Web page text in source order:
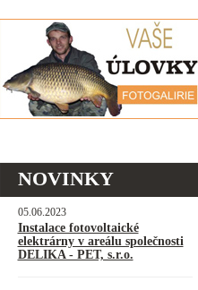
NOVINKY
05.06.2023
Instalace fotovoltaické
elektrárny v areálu společnosti
DELIKA - PET, s.r.o.